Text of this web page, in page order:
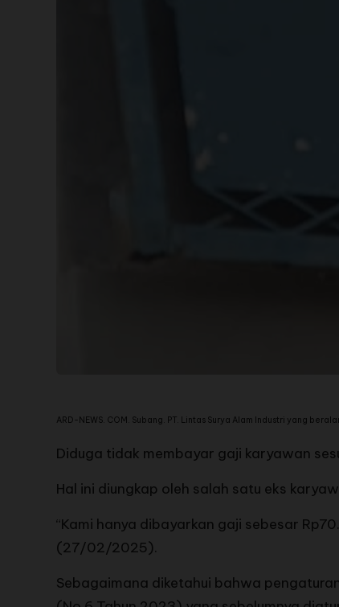
ARD-NEWS. COM. Subang. PT. Lintas Surya Alam Industri yang
Diduga tidak membayar gaji karyawan
Hal ini diungkap oleh salah satu eks
“Kami hanya dibayarkan gaji sebesar
(27/02/2025).
Sebagaimana diketahui bahwa